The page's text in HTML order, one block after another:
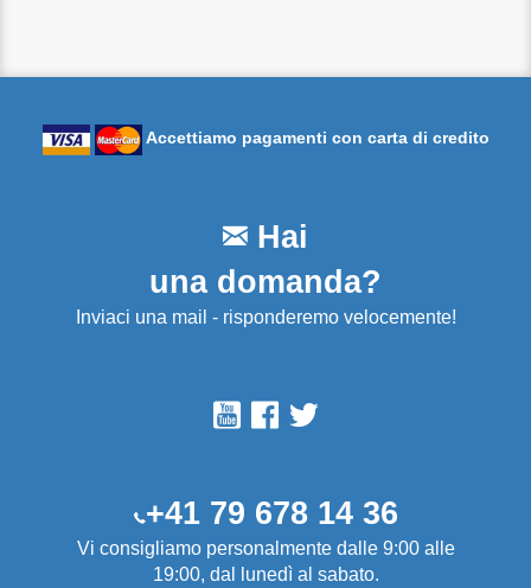
Accettiamo pagamenti con carta di credito
Hai
una domanda?
Inviaci una mail - risponderemo velocemente!
+41 79 678 14 36
Vi consigliamo personalmente dalle 9:00 alle
19:00, dal lunedì al sabato.